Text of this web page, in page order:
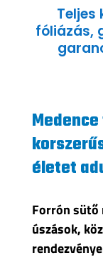
Teljes
fóliázás,
életet
Forrón
úszások,